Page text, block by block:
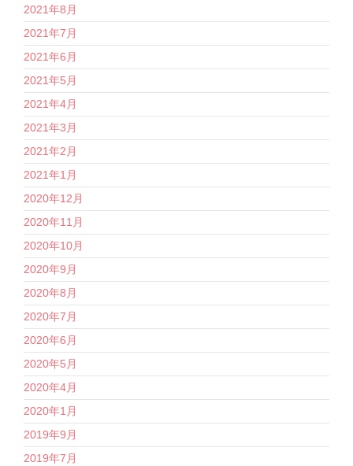
2021年8月
2021年7月
2021年6月
2021年5月
2021年4月
2021年3月
2021年2月
2021年1月
2020年12月
2020年11月
2020年10月
2020年9月
2020年8月
2020年7月
2020年6月
2020年5月
2020年4月
2020年1月
2019年9月
2019年7月